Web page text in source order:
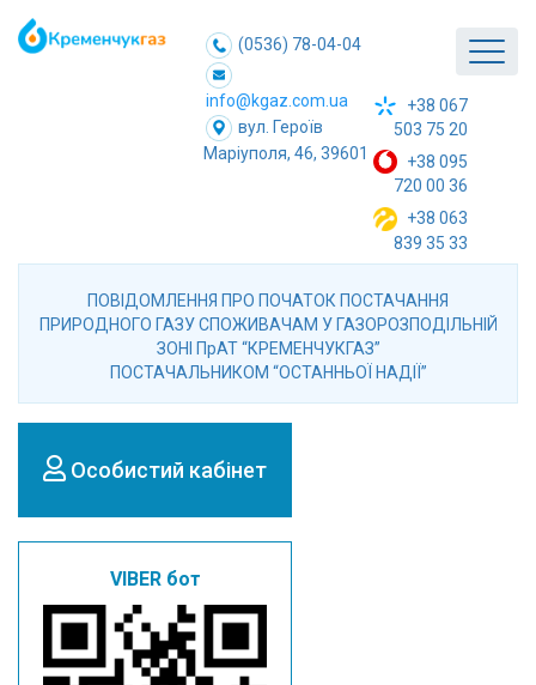
(0536) 78-04-04
info@kgaz.com.ua
вул. Героїв
Маріуполя, 46, 39601
+38 067
503 75 20
+38 095
720 00 36
+38 063
839 35 33
ПОВІДОМЛЕННЯ ПРО ПОЧАТОК ПОСТАЧАННЯ
ПРИРОДНОГО ГАЗУ СПОЖИВАЧАМ У ГАЗОРОЗПОДІЛЬНІЙ
ЗОНІ ПрАТ “КРЕМЕНЧУКГАЗ”
ПОСТАЧАЛЬНИКОМ “ОСТАННЬОЇ НАДІЇ”
Особистий кабінет
VIBER бот